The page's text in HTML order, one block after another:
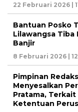
22 Februari 2026 |
Bantuan Posko
Lilawangsa Tiba
Banjir
8 Februari 2026 |
Pimpinan
Menyesalkan
Pratama,
Ketentuan